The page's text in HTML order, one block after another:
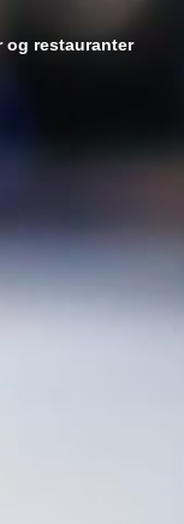
og restauranter